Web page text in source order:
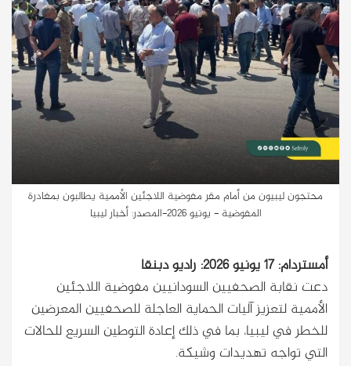
محتجون ليبيون من أمام مقر مفوضية اللاجئين الأممية يطالبون بمغادرة
المفوضية - يونيو 2026-المصدر: أخبار ليبيا
أمستردام: 17 يونيو 2026: راديو دبنقا
دعت نقابة الصحفيين السودانيين مفوضية اللاجئين
الأممية لتعزيز آليات الحماية العاجلة للصحفيين المعرضين
للخطر في ليبيا، بما في ذلك إعادة التوطين السريع للحالات
التي تواجه تهديدات وشيكة.